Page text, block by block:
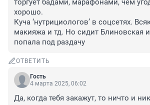
торгует бадами, марафонами, чем
хорошо.
Куча ‘нутрициологов’ в соцсетях.
макияжа и тд. Но сидит Блиновская
попала под раздачу
ОТВЕТИТЬ
Гость
4 марта 2025, 06:02
Да, когда тебя закажут, то ничто и